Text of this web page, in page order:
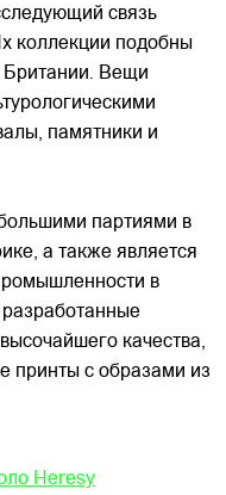
связь
коллекции подобны
Британии. Вещи
памятники и
партиями в
а также является
в
разработанные
качества,
принты с образами из
Heresy